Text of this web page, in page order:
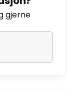
gjerne